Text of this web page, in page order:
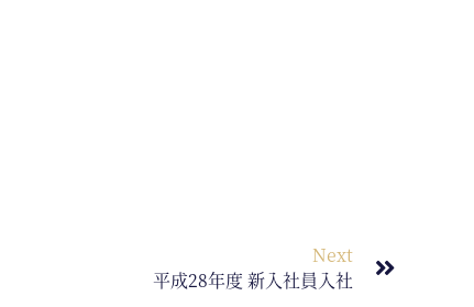
Next
平成28年度 新入社員入社